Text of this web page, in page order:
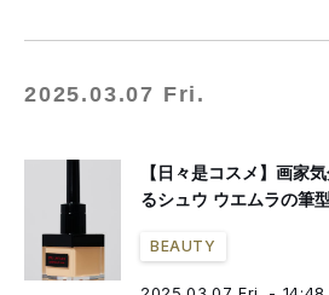
2025.03.07 Fri.
【日々是コスメ】画家
るシュウ ウエムラの筆
BEAUTY